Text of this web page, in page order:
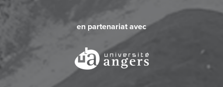
en partenariat avec